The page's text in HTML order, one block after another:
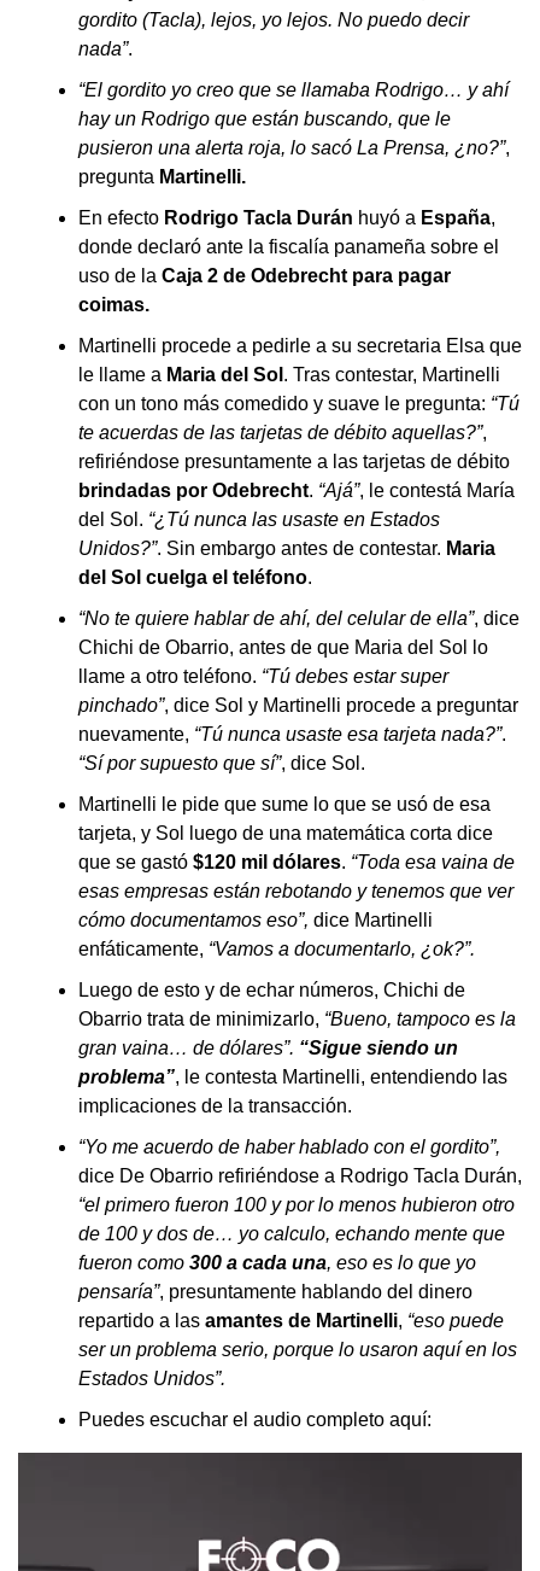
gordito (Tacla), lejos, yo lejos. No puedo decir
nada”.
“El gordito yo creo que se llamaba Rodrigo… y ahí
hay un Rodrigo que están buscando, que le
pusieron una alerta roja, lo sacó La Prensa, ¿no?”,
pregunta Martinelli.
En efecto Rodrigo Tacla Durán huyó a España,
donde declaró ante la fiscalía panameña sobre el
uso de la Caja 2 de Odebrecht para pagar
coimas.
Martinelli procede a pedirle a su secretaria Elsa que
le llame a Maria del Sol . Tras contestar, Martinelli
con un tono más comedido y suave le pregunta: “Tú
te acuerdas de las tarjetas de débito aquellas?”,
refiriéndose presuntamente a las tarjetas de débito
brindadas por Odebrecht. “Ajá”, le contestá María
del Sol. “¿Tú nunca las usaste en Estados
Unidos?”. Sin embargo antes de contestar. Maria
del Sol cuelga el teléfono.
“No te quiere hablar de ahí, del celular de ella”, dice
Chichi de Obarrio, antes de que Maria del Sol lo
llame a otro teléfono. “Tú debes estar super
pinchado”, dice Sol y Martinelli procede a preguntar
nuevamente, “Tú nunca usaste esa tarjeta nada?”.
“Sí por supuesto que sí”, dice Sol.
Martinelli le pide que sume lo que se usó de esa
tarjeta, y Sol luego de una matemática corta dice
que se gastó $120 mil dólares. “Toda esa vaina de
esas empresas están rebotando y tenemos que ver
cómo documentamos eso”, dice Martinelli
enfáticamente, “Vamos a documentarlo, ¿ok?”.
Luego de esto y de echar números, Chichi de
Obarrio trata de minimizarlo, “Bueno, tampoco es la
gran vaina… de dólares”. “Sigue siendo un
problema”, le contesta Martinelli, entendiendo las
implicaciones de la transacción.
“Yo me acuerdo de haber hablado con el gordito”,
dice De Obarrio refiriéndose a Rodrigo Tacla Durán,
“el primero fueron 100 y por lo menos hubieron otro
de 100 y dos de… yo calculo, echando mente que
fueron como 300 a cada una, eso es lo que yo
pensaría”, presuntamente hablando del dinero
repartido a las amantes de Martinelli, “eso puede
ser un problema serio, porque lo usaron aquí en los
Estados Unidos”.
Puedes escuchar el audio completo aquí: